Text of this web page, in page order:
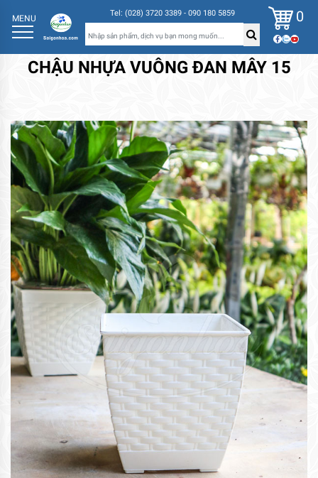
MENU Tel: (028) 3720 3389 - 090 180 5859 0
CHẬU NHỰA VUÔNG ĐAN MÂY 15